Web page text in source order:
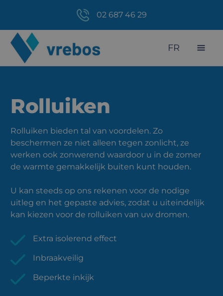
02 687 46 29
FR
Rolluiken
Rolluiken bieden tal van voordelen. Zo
beschermen ze niet alleen tegen zonlicht, ze
werken ook zonwerend waardoor u in de zomer
de warmte gemakkelijk buiten kunt houden.
U kan steeds op ons rekenen voor de nodige
uitleg en het gepaste advies, zodat u uiteindelijk
kan kiezen voor de rolluiken van uw dromen.
Extra isolerend effect
Inbraakveilig
Beperkte inkijk